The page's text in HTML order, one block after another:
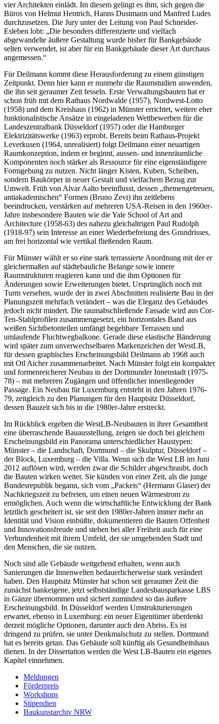
vier Architekten einlädt. Im diesem gelingt es ihm, sich gegen die
Büros von Helmut Hentrich, Hanns Dustmann und Manfred Ludes
durchzusetzen. Die Jury unter der Leitung von Paul Schneider-
Esleben lobt: „Die besonders differenzierte und vielfach
abgewandelte äußere Gestaltung wurde bisher für Bankgebäude
selten verwendet, ist aber für ein Bankgebäude dieser Art durchaus
angemessen.“
Für Deilmann kommt diese Herausforderung zu einem günstigen
Zeitpunkt. Denn hier kann er nunmehr die Raumstudien anwenden,
die ihn seit geraumer Zeit fesseln. Erste Verwaltungsbauten hat er
schon früh mit dem Rathaus Nordwalde (1957), Nordwest-Lotto
(1958) und dem Kreishaus (1962) in Münster errichtet, weitere eher
funktionalistische Ansätze in eingeladenen Wettbewerben für die
Landeszentralbank Düsseldorf (1957) oder die Hamburger
Elektrizitätswerke (1963) erprobt. Bereits beim Rathaus-Projekt
Leverkusen (1964, unrealisiert) folgt Deilmann einer neuartigen
Raumkonzeption, indem er beginnt, aussen- und innenräumliche
Komponenten noch stärker als Ressource für eine eigenständigere
Formgebung zu nutzen. Nicht länger Kisten, Kuben, Scheiben,
sondern Baukörper in neuer Gestalt und vielfachem Bezug zur
Umwelt. Früh von Alvar Aalto beeinflusst, dessen „themengetreuen,
antiakademischen“ Formen (Bruno Zevi) ihn zeitlebens
beeindrucken, verstärken auf mehreren USA-Reisen in den 1960er-
Jahre insbesondere Bauten wie die Yale School of Art and
Architecture (1958-63) des nahezu gleichaltrigen Paul Rudolph
(1918-97) sein Interesse an einer Wiederbefreiung des Grundrisses,
am frei horizontal wie vertikal fließenden Raum.
Für Münster wählt er so eine stark terrassierte Anordnung mit der er
gleichermaßen auf städtebauliche Belange sowie innere
Raumstrukturen reagieren kann und die ihm Optionen für
Änderungen sowie Erweiterungen bietet. Ursprünglich noch mit
Turm versehen, wurde der in zwei Abschnitten realisierte Bau in der
Planungszeit mehrfach verändert – was die Eleganz des Gebäudes
jedoch nicht mindert. Die raumabschließende Fassade wird aus Cor-
Ten-Stahlprofilen zusammengesetzt, ein horizontales Band aus
weißen Sichtbetonteilen umfängt begehbare Terrassen und
umlaufende Fluchtwegbalkone. Gerade diese elastische Bänderung
wird später zum unverwechselbaren Markenzeichen der WestLB,
für dessen graphisches Erscheinungsbild Deilmann ab 1968 auch
mit Otl Aicher zusammenarbeitet. Nach Münster folgt ein kompakter
und formenreicherer Neubau in der Dortmunder Innenstadt (1975-
78) – mit mehreren Zugängen und öffentlicher innenliegender
Passage. Ein Neubau für Luxemburg entsteht in den Jahren 1976-
79, zeitgleich zu den Planungen für den Hauptsitz Düsseldorf,
dessen Bauzeit sich bis in die 1980er-Jahre erstreckt.
Im Rückblick ergeben die WestLB-Neubauten in ihrer Gesamtheit
eine überraschende Bauausstellung, zeigen sie doch bei gleichem
Erscheinungsbild ein Panorama unterschiedlicher Haustypen:
Münster – die Landschaft, Dortmund – die Skulptur, Düsseldorf –
der Block, Luxemburg – die Villa. Wenn sich die West LB im Juni
2012 auflösen wird, werden zwar die Schilder abgeschraubt, doch
die Bauten wirken weiter. Sie künden von einer Zeit, als die junge
Bundesrepublik begann, sich vom „Packeis“ (Hermann Glaser) der
Nachkriegszeit zu befreien, um einen neuen Wärmestrom zu
ermöglichen. Auch wenn die wirtschaftliche Entwicklung der Bank
letztlich gescheitert ist, sie seit den 1980er-Jahren immer mehr an
Identität und Vision einbüßte, dokumentieren die Bauten Offenheit
und Innovationsfreude und stehen bei aller Freiheit auch für eine
Verbundenheit mit ihrem Umfeld, der sie umgebenden Stadt und
den Menschen, die sie nutzen.
Noch sind alle Gebäude weitgehend erhalten, wenn auch
Sanierungen die Innenwelten bedauerlicherweise stark verändert
haben. Den Hauptsitz Münster hat schon seit geraumer Zeit die
zunächst bankeigene, jetzt selbstständige Landesbausparkasse LBS
in Gänze übernommen und sichert zumindest so das äußere
Erscheinungsbild. In Düsseldorf werden Umstrukturierungen
erwartet, ebenso in Luxemburg: ein neuer Eigentümer überdenkt
derzeit mögliche Optionen, darunter auch den Abriss. Es ist
dringend zu prüfen, sie unter Denkmalschutz zu stellen. Dortmund
hat es bereits getan. Das Gebäude soll künftig als Gesundheitshaus
dienen. In der Dissertation werden die West LB-Bauten ein eigenes
Kapitel einnehmen.
Meldungen
Förderpreis
Workshops
Stipendien
Baukunstarchiv NRW